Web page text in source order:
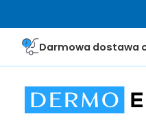
Darmowa dostawa